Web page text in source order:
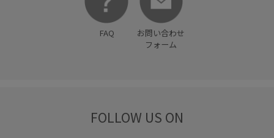
FAQ
お問い合わせ
フォーム
FOLLOW US ON